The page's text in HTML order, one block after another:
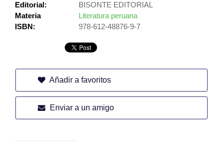
Editorial:
BISONTE EDITORIAL
Materia
Literatura peruana
ISBN:
978-612-48876-9-7
Añadir a favoritos
Enviar a un amigo